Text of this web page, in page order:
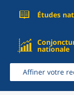
Études
nationale
Affiner votre